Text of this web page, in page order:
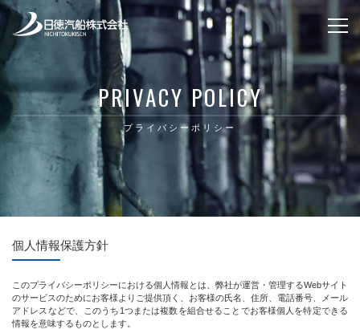
PRIVACY POLICY
プライバシーポリシー
個人情報保護方針
このプライバシーポリシーにおける個人情報とは、弊社が運営・管理するWebサイト
のサービスのためにお客様よりご提供頂く、お客様の氏名、住所、電話番号、メール
アドレスなどで、このうち1つまたは複数を組合せることでお客様個人を特定できる
情報を意味するものとします。